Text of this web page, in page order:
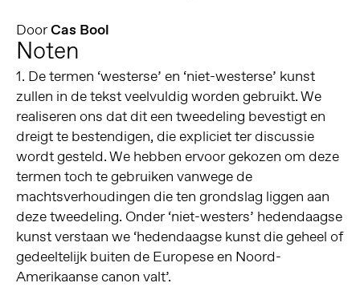
DoorCas Bool
Noten
1. De termen ‘westerse’ en ‘niet-westerse’ kunst
zullen in de tekst veelvuldig worden gebruikt. We
realiseren ons dat dit een tweedeling bevestigt en
dreigt te bestendigen, die expliciet ter discussie
wordt gesteld. We hebben ervoor gekozen om deze
termen toch te gebruiken vanwege de
machtsverhoudingen die ten grondslag liggen aan
deze tweedeling. Onder ‘niet-westers’ hedendaagse
kunst verstaan we ‘hedendaagse kunst die geheel of
gedeeltelijk buiten de Europese en Noord-
Amerikaanse canon valt’.